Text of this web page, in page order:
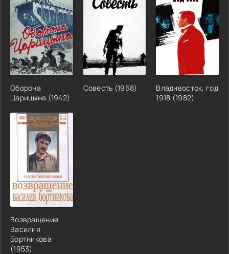
Оборона
Царицына (1942)
Совесть (1968)
Владивосток, год
1918 (1982)
Возвращение
Василия
Бортникова
(1953)